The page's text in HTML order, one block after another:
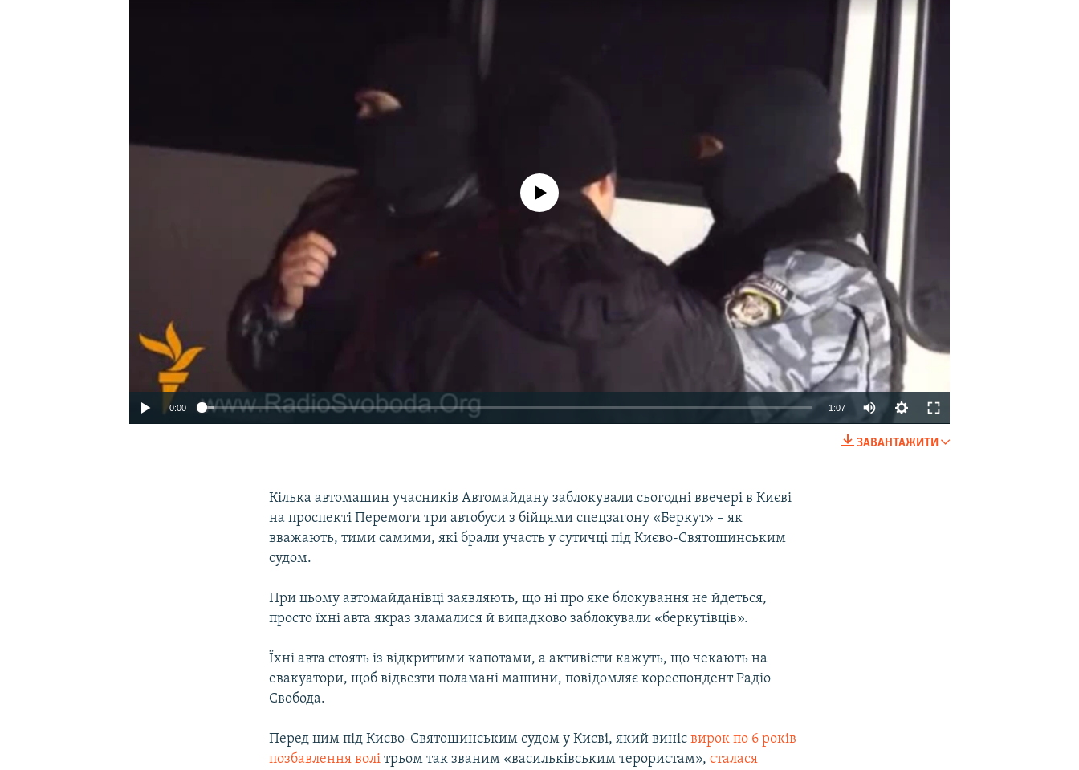
No media source currently available
0:00 1:07
ЗАВАНТАЖИТИ
Кілька автомашин учасників Автомайдану заблокували сьогодні ввечері в Києві
на проспекті Перемоги три автобуси з бійцями спецзагону «Беркут» – як
вважають, тими самими, які брали участь у сутичці під Києво-Святошинським
судом.
При цьому автомайданівці заявляють, що ні про яке блокування не йдеться,
просто їхні авта якраз зламалися й випадково заблокували «беркутівців».
Їхні авта стоять із відкритими капотами, а активісти кажуть, що чекають на
евакуатори, щоб відвезти поламані машини, повідомляє кореспондент Радіо
Свобода.
Перед цим під Києво-Святошинським судом у Києві, який винісвирок по 6 років
позбавлення волі трьом так званим «васильківським терористам»,сталася